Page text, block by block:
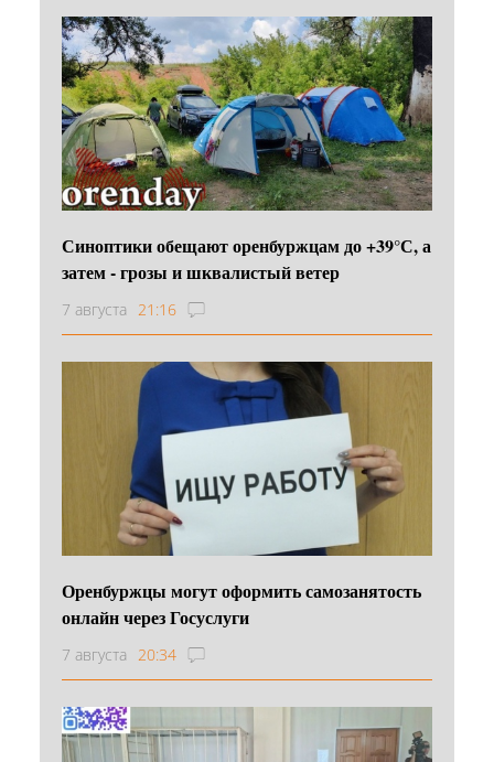
Синоптики обещают оренбуржцам до +39°С, а
затем - грозы и шквалистый ветер
7 августа 21:16
Оренбуржцы могут оформить самозанятость
онлайн через Госуслуги
7 августа 20:34